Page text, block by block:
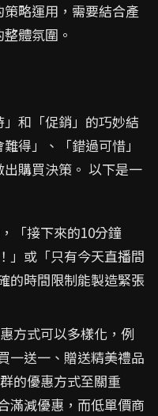
略運用，需要結合產
體氛圍。
和「促銷」的巧妙結
得」、「錯過可惜」
購買決策。 以下是一
「接下來的10分鐘
」或「只有今天直播間
的時間限制能製造緊張
方式可以多樣化，例
一送一、贈送精美禮品
的優惠方式至關重
滿減優惠，而低單價商